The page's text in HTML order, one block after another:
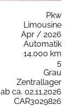
Pkw
Limousine
Apr / 2026
Automatik
14.000 km
5
Grau
Zentrallager
ab ca. 02.11.2026
CAR3029826